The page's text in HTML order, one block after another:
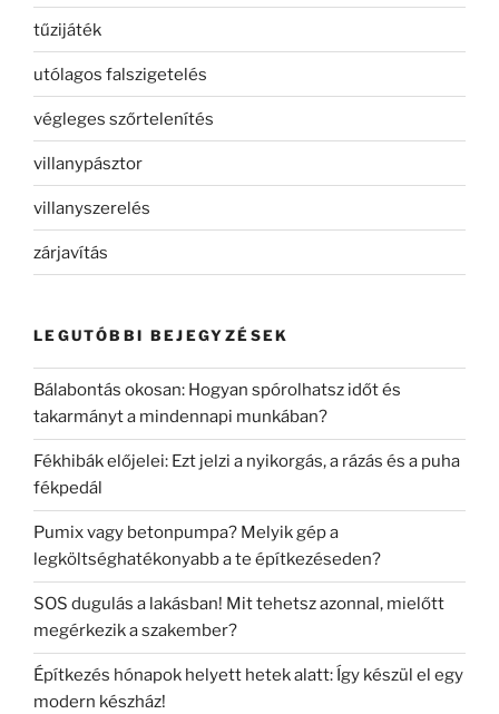
tűzijáték
utólagos falszigetelés
végleges szőrtelenítés
villanypásztor
villanyszerelés
zárjavítás
LEGUTÓBBI BEJEGYZÉSEK
Bálabontás okosan: Hogyan spórolhatsz időt és
takarmányt a mindennapi munkában?
Fékhibák előjelei: Ezt jelzi a nyikorgás, a rázás és a puha
fékpedál
Pumix vagy betonpumpa? Melyik gép a
legköltséghatékonyabb a te építkezéseden?
SOS dugulás a lakásban! Mit tehetsz azonnal, mielőtt
megérkezik a szakember?
Építkezés hónapok helyett hetek alatt: Így készül el egy
modern készház!